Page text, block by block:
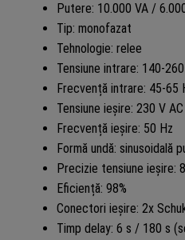
Putere: 10.000 VA /
Tip: monofazat
Tehnologie: relee
Tensiune intrare: 140-
Frecvență intrare: 45-65
Tensiune ieșire: 230 V AC
Frecvență ieșire: 50 Hz
Formă undă: sinusoidală
Precizie tensiune ieșire:
Eficiență: 98%
Conectori ieșire: 2x
Timp delay: 6 s / 180 s